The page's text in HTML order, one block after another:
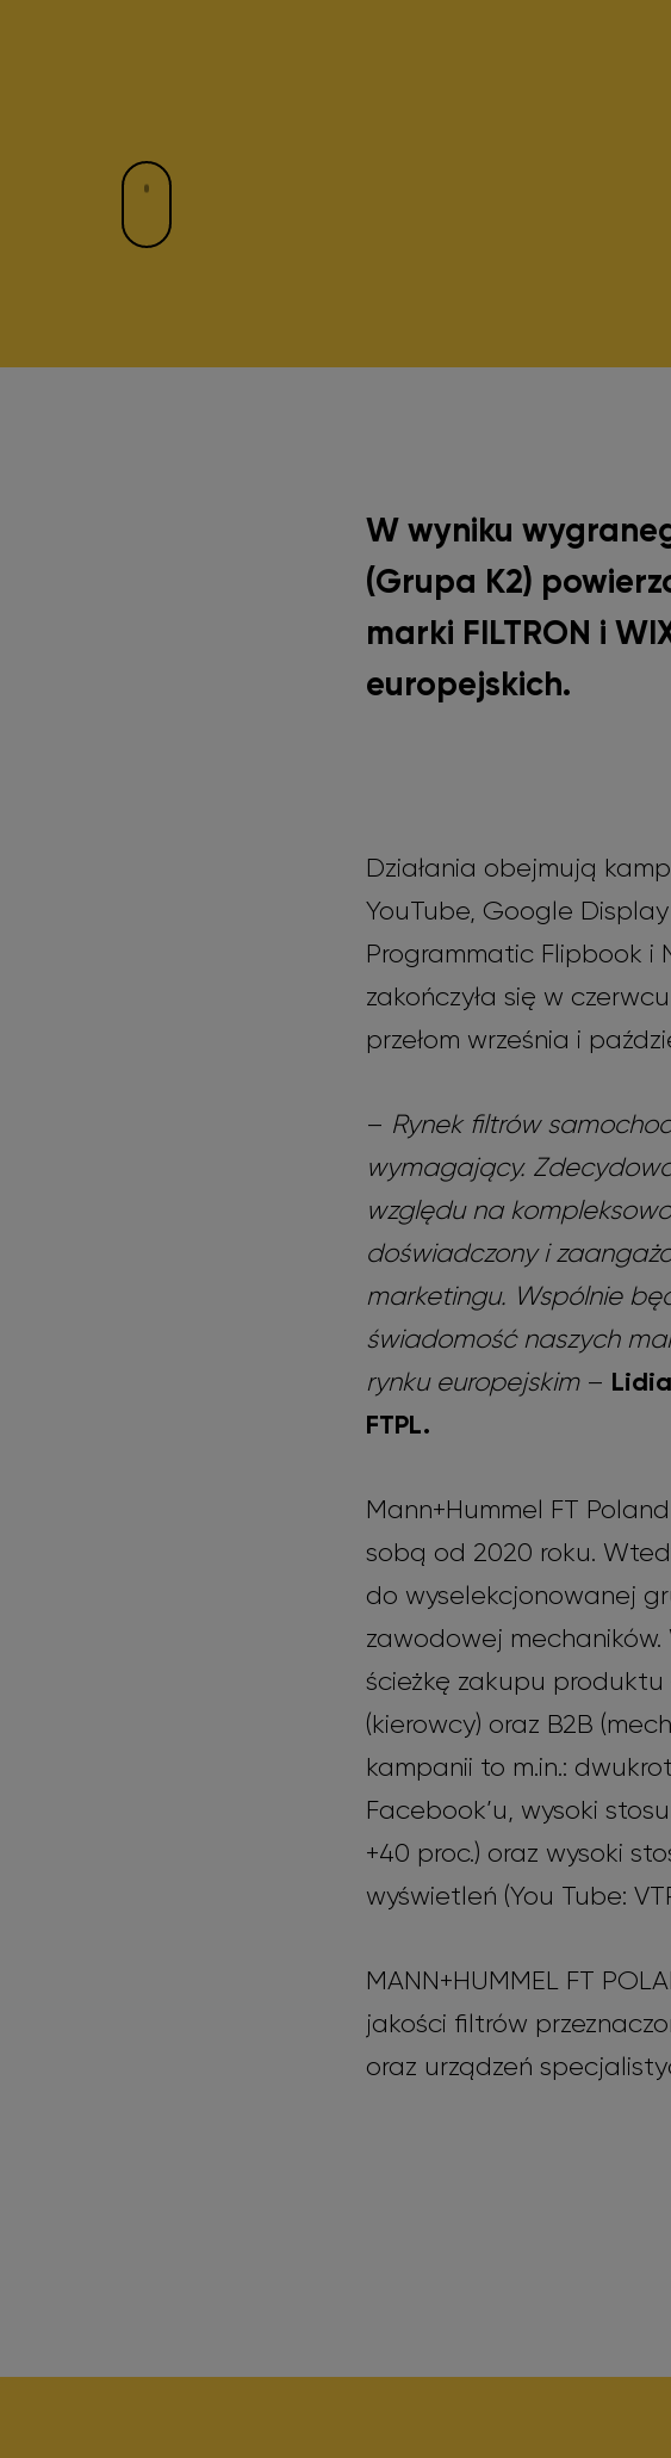
W wyniku
(Grupa K2)
marki FILTRON i
europejskich.
Działania obejmują
YouTube, Google
Programmatic Flipbook i
zakończyła się w
przełom września i
– Rynek filtrów
wymagający.
względu na
doświadczony i
marketingu. Wspólnie
świadomość naszych
rynku europejskim–
FTPL.
Mann+Hummel FT
sobą od 2020 roku.
do wyselekcjonowanej
zawodowej
ścieżkę zakupu
(kierowcy) oraz B2B
kampanii to m.in.:
Facebook’u, wysoki
+40 proc.) oraz wysoki
wyświetleń (You Tube:
MANN+HUMMEL FT
jakości filtrów
oraz urządzeń